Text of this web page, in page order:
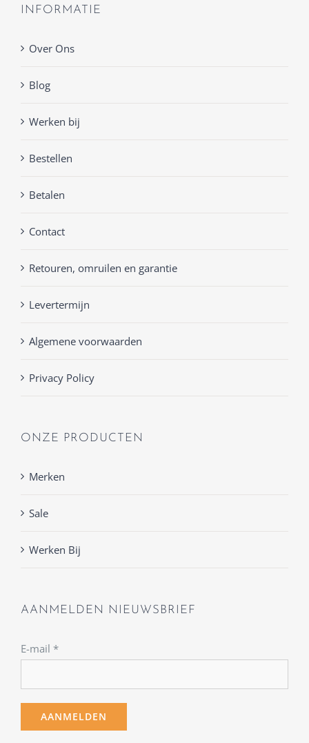
INFORMATIE
Over Ons
Blog
Werken bij
Bestellen
Betalen
Contact
Retouren, omruilen en garantie
Levertermijn
Algemene voorwaarden
Privacy Policy
ONZE PRODUCTEN
Merken
Sale
Werken Bij
AANMELDEN NIEUWSBRIEF
E-mail *